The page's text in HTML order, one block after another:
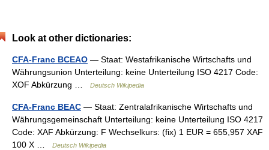
Look at other dictionaries:
CFA-Franc BCEAO — Staat: Westafrikanische Wirtschafts und
Währungsunion Unterteilung: keine Unterteilung ISO 4217 Code:
XOF Abkürzung …
Deutsch Wikipedia
CFA-Franc BEAC — Staat: Zentralafrikanische Wirtschafts und
Währungsgemeinschaft Unterteilung: keine Unterteilung ISO 4217
Code: XAF Abkürzung: F Wechselkurs: (fix) 1 EUR = 655,957 XAF
100 X …
Deutsch Wikipedia